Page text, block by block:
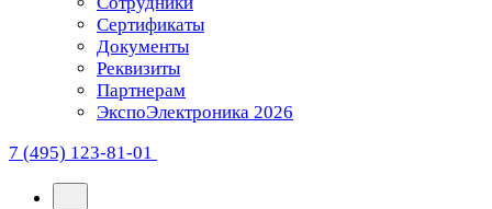
Сертификаты
Документы
Реквизиты
Партнерам
ЭкспоЭлектроника 2026
7 (495) 123-81-01